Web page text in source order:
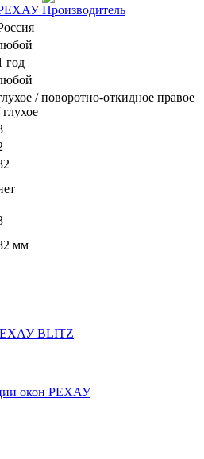
год
/ поворотно-откидное правое
глухое
мм
BLITZ
окон РЕХАУ